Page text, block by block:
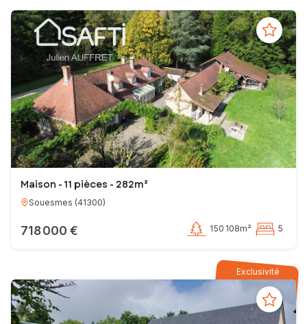
Maison - 11 pièces - 282m²
Souesmes (41300)
718 000 € 150 108m² 5
Exclusivité